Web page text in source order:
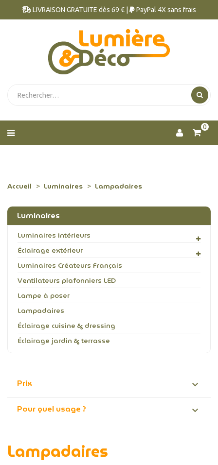
LIVRAISON GRATUITE dès 69 € | PayPal 4X sans frais
0
Accueil Luminaires Lampadaires
Luminaires
Luminaires intérieurs
Éclairage extérieur
Luminaires Créateurs Français
Ventilateurs plafonniers LED
Lampe à poser
Lampadaires
Éclairage cuisine & dressing
Éclairage jardin & terrasse
Prix 
Pour quel usage ? 
Lampadaires